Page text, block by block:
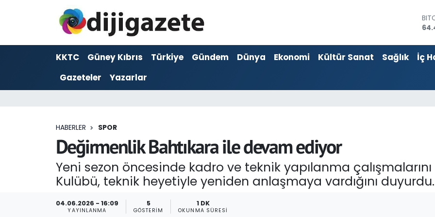
KKTC Güney Kıbrıs Türkiye Gündem Dünya Ekonomi Kültür Sanat Sağlık İç
Gazeteler
Yazarlar
HABERLER SPOR
Değirmenlik Bahtıkara ile devam ediyor
Yeni sezon öncesinde kadro ve teknik yapılanma
Kulübü, teknik heyetiyle yeniden anlaşmaya vardığını duyurdu.
04.06.2026 - 16:09
YAYINLANMA
5
GÖSTERIM
1 DK
OKUNMA SÜRESI
ADVERTORIAL
Dijigazete
Foto Galeri
Hava Durumu
Trafik Durumu
Haber Arşivi